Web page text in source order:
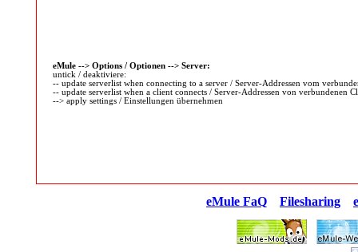
eMule --> Options / Optionen --> Server:
untick / deaktiviere:
-- update serverlist when connecting to a server / Server-Addressen vom
-- update serverlist when a client connects / Server-Addressen von verbundenen
--> apply settings / Einstellungen übernehmen
eMule FaQ Filesharing